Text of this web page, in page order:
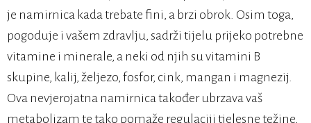
je namirnica kada trebate fini, a brzi obrok. Osim toga,
pogoduje i vašem zdravlju, sadrži tijelu prijeko potrebne
vitamine i minerale, a neki od njih su vitamini B
skupine, kalij, željezo, fosfor, cink, mangan i magnezij.
Ova nevjerojatna namirnica također ubrzava vaš
metabolizam te tako pomaže regulaciji tjelesne težine,